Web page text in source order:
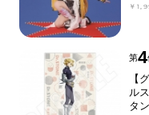
￥
第4
【
ル
タ